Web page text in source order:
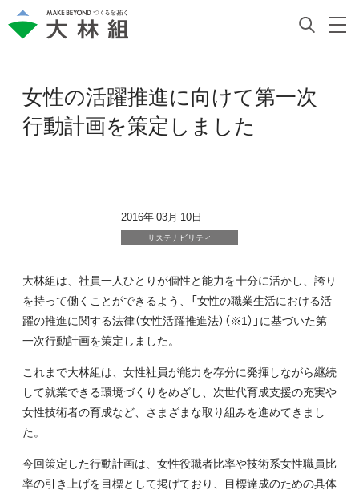
女性の活躍推進に向けて第一次
行動計画を策定しました
2016年 03月 10日
サステナビリティ
大林組は、社員一人ひとりが個性と能力を十分に活かし、誇り
を持って働くことができるよう、「女性の職業生活における活
躍の推進に関する法律（女性活躍推進法）（※1）」に基づいた第
一次行動計画を策定しました。
これまで大林組は、女性社員が能力を存分に発揮しながら継続
して就業できる環境づくりをめざし、 次世代育成支援の充実や
女性技術者の育成など、さまざまな取り組みを進めてきまし
た。
今回策定した行動計画は、女性役職者比率や技術系女性職員比
率の引き上げを目標として掲げており、目標達成のための具体